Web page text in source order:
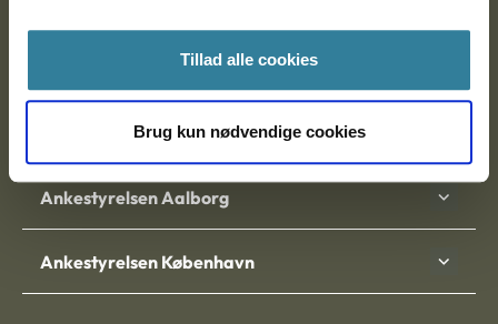
Tillad alle cookies
Brug kun nødvendige cookies
Postadresse:
Nytorv 7, 2. sal
9000 Aalborg
Ankestyrelsen Aalborg
Ankestyrelsen København